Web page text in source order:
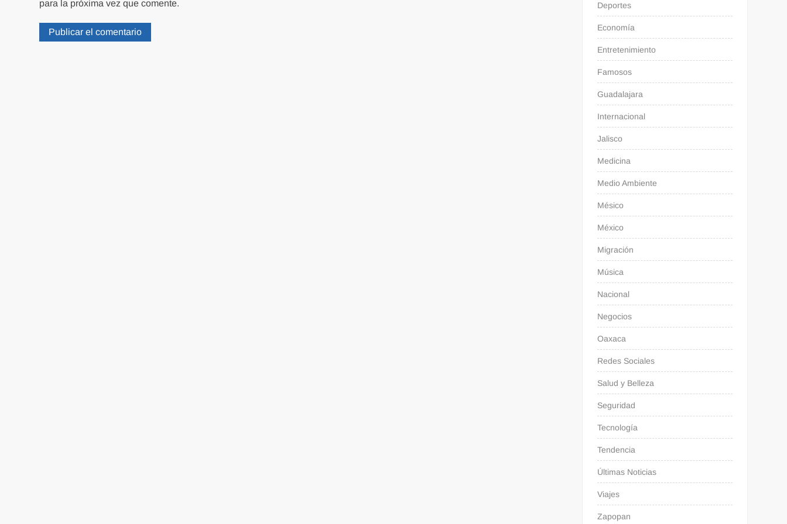
para la próxima vez que comente.
Deportes
Economía
Entretenimiento
Famosos
Guadalajara
Internacional
Jalisco
Medicina
Medio Ambiente
Mésico
México
Migración
Música
Nacional
Negocios
Oaxaca
Redes Sociales
Salud y Belleza
Seguridad
Tecnología
Tendencia
Últimas Noticias
Viajes
Zapopan